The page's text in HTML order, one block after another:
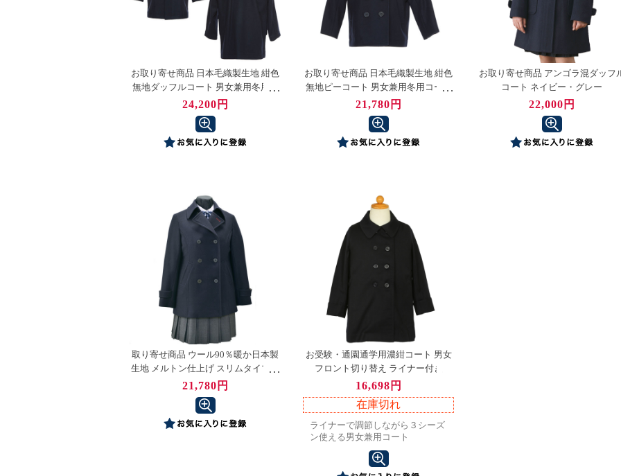
お取り寄せ商品 日本毛織製生地 紺色
無地ダッフルコート 男女兼用冬用コ
ート 130～150センチ
24,200円
お取り寄せ商品 日本毛織製生地 紺色
無地ピーコート 男女兼用冬用コート
90～160センチ
21,780円
お取り寄せ商品 アンゴラ混ダッフ
コート ネイビー・グレー
22,000円
取り寄せ商品 ウール90％暖か日本製
生地 メルトン仕上げ スリムタイプピ
ーコート 女子用
21,780円
お受験・通園通学用濃紺コート 男女
フロント切り替え ライナー付き
16,698円
在庫切れ
ライナーで調節しながら３シーズ
ン使える男女兼用コート